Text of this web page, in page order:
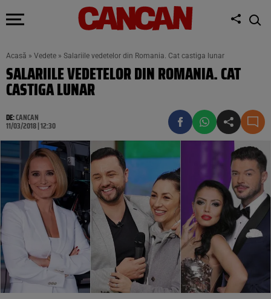
Acasă » Vedete » Salariile vedetelor din Romania. Cat castiga lunar
SALARIILE VEDETELOR DIN ROMANIA. CAT
CASTIGA LUNAR
DE:CANCAN
11/03/2018 | 12:30